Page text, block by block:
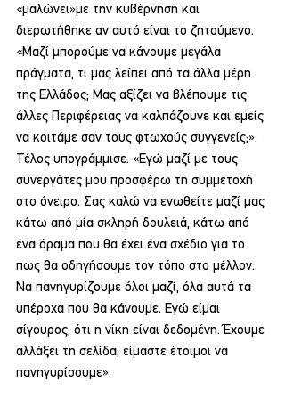
«μαλώνει»με την κυβέρνηση και
διερωτήθηκε αν αυτό είναι το ζητούμενο.
«Μαζί μπορούμε να κάνουμε μεγάλα
πράγματα, τι μας λείπει από τα άλλα μέρη
της Ελλάδος; Μας αξίζει να βλέπουμε τις
άλλες Περιφέρειας να καλπάζουνε και εμείς
να κοιτάμε σαν τους φτωχούς συγγενείς;».
Τέλος υπογράμμισε: «Εγώ μαζί με τους
συνεργάτες μου προσφέρω τη συμμετοχή
στο όνειρο. Σας καλώ να ενωθείτε μαζί μας
κάτω από μία σκληρή δουλειά, κάτω από
ένα όραμα που θα έχει ένα σχέδιο για το
πως θα οδηγήσουμε τον τόπο στο μέλλον.
Να πανηγυρίζουμε όλοι μαζί, όλα αυτά τα
υπέροχα που θα κάνουμε. Εγώ είμαι
σίγουρος, ότι η νίκη είναι δεδομένη. Έχουμε
αλλάξει τη σελίδα, είμαστε έτοιμοι να
πανηγυρίσουμε».